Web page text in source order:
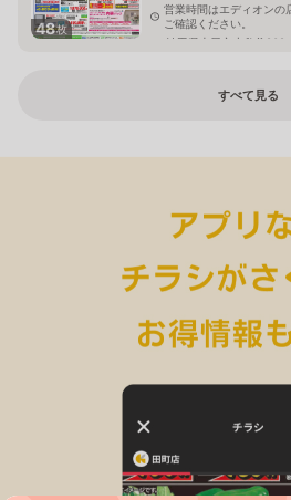
48枚
営業時間はエディオンの
ご確認ください。
埼玉県上尾市小敷谷809-
すべて見る